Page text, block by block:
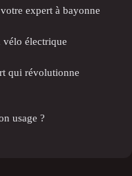
expert à bayonne
vélo électrique
qui révolutionne
usage ?